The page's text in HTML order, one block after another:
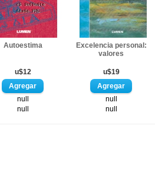
Autoestima
u$12
null
null
Excelencia personal:
valores
u$19
null
null